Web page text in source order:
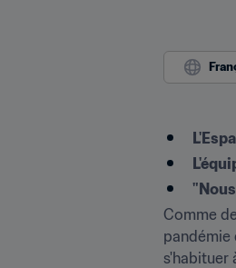
Comme
pandémie
s'habituer